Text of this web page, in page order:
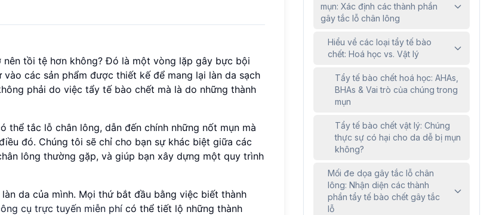
tồi tệ hơn không? Đó là một vòng lặp gây bực bội
các sản phẩm được thiết kế để mang lại làn da sạch
phải do việc tẩy tế bào chết mà là do những thành
thể tắc lỗ chân lông, dẫn đến chính những nốt mụn mà
đó. Chúng tôi sẽ chỉ cho bạn sự khác biệt giữa các
lông thường gặp, và giúp bạn xây dựng một quy trình
da của mình. Mọi thứ bắt đầu bằng việc biết thành
cụ trực tuyến miễn phí có thể tiết lộ những thành
mụn: Xác định các thành phần
gây tắc lỗ chân lông
Hiểu về các loại tẩy tế bào
chết: Hoá học vs. Vật lý
Tẩy tế bào chết hoá học: AHAs,
BHAs & Vai trò của chúng trong
mụn
Tẩy tế bào chết vật lý: Chúng
thực sự có hại cho da dễ bị mụn
không?
Mối đe dọa gây tắc lỗ chân
lông: Nhận diện các thành
phần tẩy tế bào chết gây tắc
lỗ